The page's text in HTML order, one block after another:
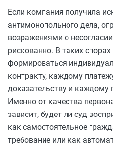
Если компания получила
антимонопольного дела,
возражениями о
рискованно. В таких
формироваться
контракту, каждому
доказательству и каждому
Именно от качества
зависит, будет ли суд
как самостоятельное
требование или как